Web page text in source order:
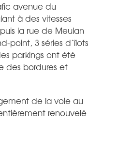
avenue du
à des vitesses
la rue de Meulan
point, 3 séries d’îlots
parkings ont été
des bordures et
de la voie au
renouvelé